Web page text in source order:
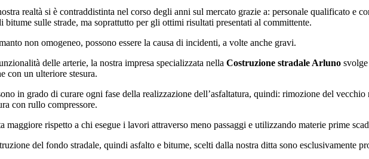
realtà si è contraddistinta nel corso degli anni sul mercato grazie a: personale qualificato e
sulle strade, ma soprattutto per gli ottimi risultati presentati al committente.
non omogeneo, possono essere la causa di incidenti, a volte anche gravi.
delle arterie, la nostra impresa specializzata nella Costruzione stradale Arluno
con un ulteriore stesura.
in grado di curare ogni fase della realizzazione dell’asfaltatura, quindi: rimozione del vecchio
con rullo compressore.
rispetto a chi esegue i lavori attraverso meno passaggi e utilizzando materie prime
del fondo stradale, quindi asfalto e bitume, scelti dalla nostra ditta sono esclusivamente